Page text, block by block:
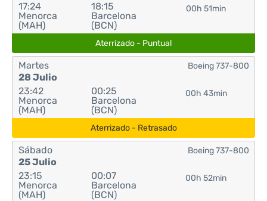
17:24
Menorca
(MAH)
18:15
Barcelona
(BCN)
00h 51min
Aterrizado - Puntual
Martes
28 Julio
23:42
Menorca
(MAH)
00:25
Barcelona
(BCN)
00h 43min
Boeing 737-800
Aterrizado - Retrasado
Sábado
25 Julio
23:15
Menorca
(MAH)
00:07
Barcelona
(BCN)
00h 52min
Boeing 737-800